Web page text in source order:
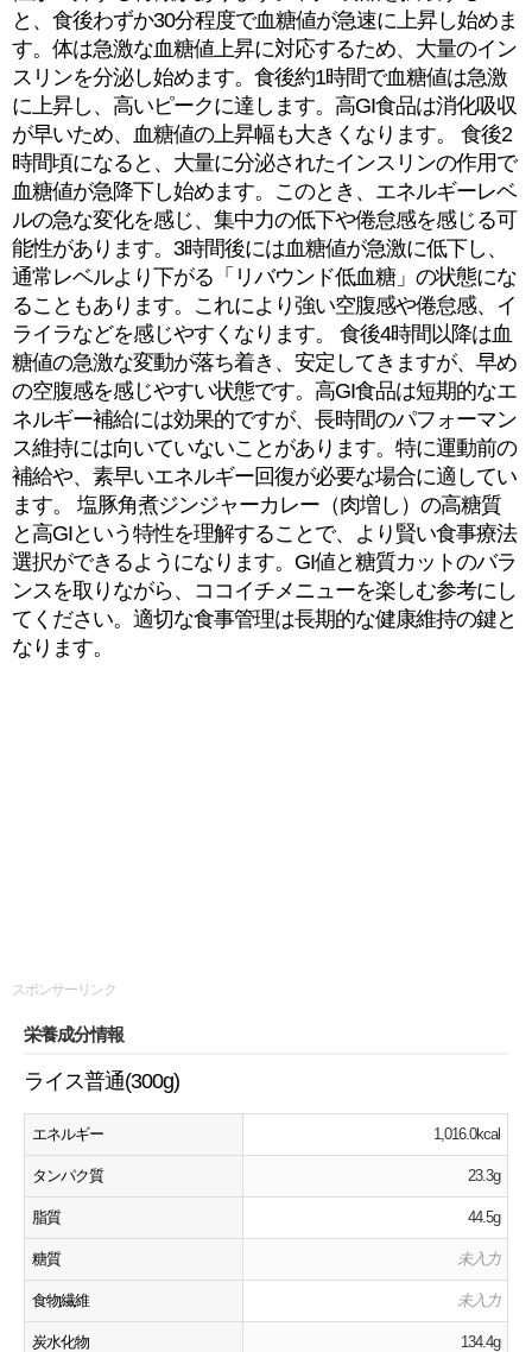
と、食後わずか30分程度で血糖値が急速に上昇し始めま
す。体は急激な血糖値上昇に対応するため、大量のイン
スリンを分泌し始めます。食後約1時間で血糖値は急激
に上昇し、高いピークに達します。高GI食品は消化吸収
が早いため、血糖値の上昇幅も大きくなります。 食後2
時間頃になると、大量に分泌されたインスリンの作用で
血糖値が急降下し始めます。このとき、エネルギーレベ
ルの急な変化を感じ、集中力の低下や倦怠感を感じる可
能性があります。3時間後には血糖値が急激に低下し、
通常レベルより下がる「リバウンド低血糖」の状態にな
ることもあります。これにより強い空腹感や倦怠感、イ
ライラなどを感じやすくなります。 食後4時間以降は血
糖値の急激な変動が落ち着き、安定してきますが、早め
の空腹感を感じやすい状態です。高GI食品は短期的なエ
ネルギー補給には効果的ですが、長時間のパフォーマン
ス維持には向いていないことがあります。特に運動前の
補給や、素早いエネルギー回復が必要な場合に適してい
ます。 塩豚角煮ジンジャーカレー（肉増し）の高糖質
と高GIという特性を理解することで、より賢い食事療法
選択ができるようになります。GI値と糖質カットのバラ
ンスを取りながら、ココイチメニューを楽しむ参考にし
てください。適切な食事管理は長期的な健康維持の鍵と
なります。
スポンサーリンク
栄養成分情報
ライス普通(300g)
エネルギー 1,016.0kcal
タンパク質 23.3g
脂質 44.5g
糖質 未入力
食物繊維 未入力
炭水化物 134.4g